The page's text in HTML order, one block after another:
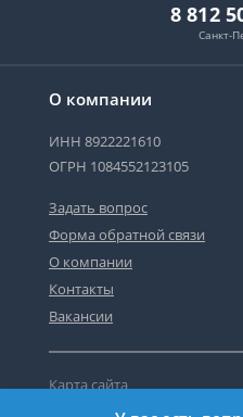
О компании
ИНН 8922221610
ОГРН 1084552123105
Задать вопрос
Форма обратной связи
О компании
Контакты
Вакансии
Карта сайта
Политика персональных
8 812
Санкт-